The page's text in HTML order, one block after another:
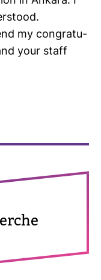
my con­gra­tu­
your staff